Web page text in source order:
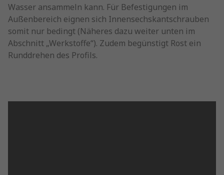
Wasser ansammeln kann. Für Befestigungen im
Außenbereich eignen sich Innensechskantschrauben
somit nur bedingt (Näheres dazu weiter unten im
Abschnitt „Werkstoffe“). Zudem begünstigt Rost ein
Runddrehen des Profils.